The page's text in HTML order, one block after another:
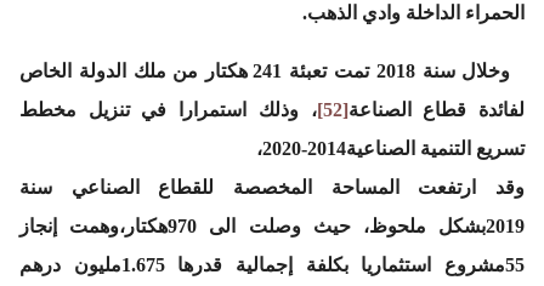
الحمراء الداخلة وادي الذهب.
وخلال سنة 2018 تمت تعبئة 241 هكتار من ملك الدولة الخاص
لفائدة قطاع الصناعة[52]
، وذلك استمرارا في تنزيل مخطط
تسريع التنمية الصناعية2014-2020،
وقد ارتفعت المساحة المخصصة للقطاع الصناعي سنة
2019بشكل ملحوظ، حيث وصلت الى 970هكتار،وهمت إنجاز
55مشروع استثماريا بكلفة إجمالية قدرها 1.675مليون درهم